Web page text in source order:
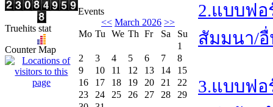
Truehits stat
Counter Map
Events
<< March 2026 >>
Mo Tu We Th Fr Sa
Su
1
2
3 4 5 6 7
8
9
10 11 12 13 14
15
16
17 18 19 20 21
22
23
24 25 26 27 28
29
2.แบบฟ
สัมมนา/
3.แบบฟอ